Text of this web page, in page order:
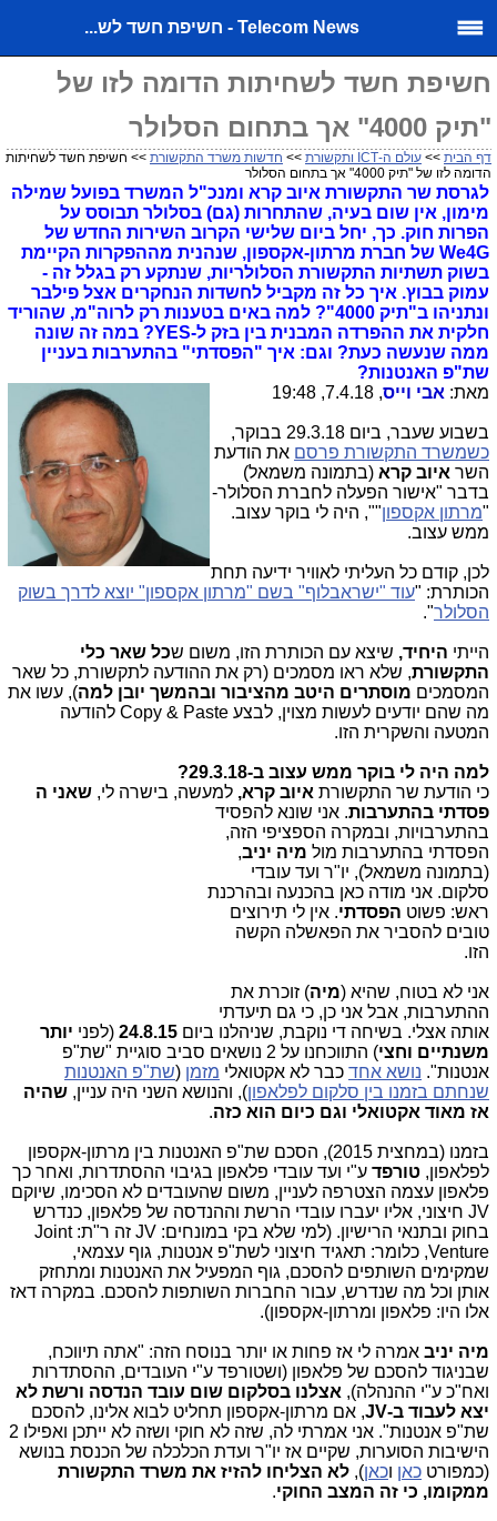
Telecom News - חשיפת חשד לש...
חשיפת חשד לשחיתות הדומה לזו של
"תיק 4000" אך בתחום הסלולר
דף הבית >> עולם ה-ICT ותקשורת >> חדשות משרד התקשורת >> חשיפת חשד לשחיתות
הדומה לזו של "תיק 4000" אך בתחום הסלולר
לגרסת שר התקשורת איוב קרא ומנכ"ל המשרד בפועל שמילה
מימון, אין שום בעיה, שהתחרות (גם) בסלולר תבוסס על
הפרות חוק. כך, יחל ביום שלישי הקרוב השירות החדש של
We4G של חברת מרתון-אקספון, שנהנית מההפקרות הקיימת
בשוק תשתיות התקשורת הסלולריות, שנתקע רק בגלל זה -
עמוק בבוץ. איך כל זה מקביל לחשדות הנחקרים אצל פילבר
ונתניהו ב"תיק 4000"? למה באים בטענות רק לרוה"מ, שהוריד
חלקית את ההפרדה המבנית בין בזק ל-YES? במה זה שונה
ממה שנעשה כעת? וגם: איך "הפסדתי" בהתערבות בעניין
שת"פ האנטנות?
מאת: אבי וייס, 7.4.18, 19:48
בשבוע שעבר, ביום 29.3.18 בבוקר,
כשמשרד התקשורת פרסם את הודעת
השר איוב קרא (בתמונה משמאל)
בדבר "אישור הפעלה לחברת הסלולר-
"מרתון אקספון"", היה לי בוקר עצוב.
ממש עצוב.
לכן, קודם כל העליתי לאוויר ידיעה תחת
הכותרת: "עוד "ישראבלוף" בשם "מרתון אקספון" יוצא לדרך בשוק
הסלולר".
הייתי היחיד, שיצא עם הכותרת הזו, משום שכל שאר כלי
התקשורת, שלא ראו מסמכים (רק את ההודעה לתקשורת, כל שאר
המסמכים מוסתרים היטב מהציבור ובהמשך יובן למה), עשו את
מה שהם יודעים לעשות מצוין, לבצע Copy & Paste להודעה
המטעה והשקרית הזו.
למה היה לי בוקר ממש עצוב ב-29.3.18?
כי הודעת שר התקשורת איוב קרא, למעשה, בישרה לי, שאני ה
פסדתי בהתערבות. אני שונא להפסיד
בהתערבויות, ובמקרה הספציפי הזה,
הפסדתי בהתערבות מול מיה יניב,
(בתמונה משמאל), יו"ר ועד עובדי
סלקום. אני מודה כאן בהכנעה ובהרכנת
ראש: פשוט הפסדתי. אין לי תירוצים
טובים להסביר את הפאשלה הקשה
הזו.
אני לא בטוח, שהיא (מיה) זוכרת את
ההתערבות, אבל אני כן, כי גם תיעדתי
אותה אצלי. בשיחה די נוקבת, שניהלנו ביום 24.8.15 (לפני יותר
משנתיים וחצי
) התווכחנו על 2 נושאים סביב סוגיית "שת"פ
אנטנות". נושא אחד כבר לא אקטואלי מזמן (שת"פ האנטנות
שנחתם בזמנו בין סלקום לפלאפון), והנושא השני היה עניין, שהיה
אז מאוד אקטואלי וגם כיום הוא כזה.
בזמנו (במחצית 2015), הסכם שת"פ האנטנות בין מרתון-אקספון
לפלאפון, טורפד ע"י ועד עובדי פלאפון בגיבוי ההסתדרות, ואחר כך
פלאפון עצמה הצטרפה לעניין, משום שהעובדים לא הסכימו, שיוקם
JV חיצוני, אליו יעברו עובדי הרשת וההנדסה של פלאפון, כנדרש
בחוק ובתנאי הרישיון. (למי שלא בקי במונחים: JV זה ר"ת: Joint
Venture, כלומר: תאגיד חיצוני לשת"פ אנטנות, גוף עצמאי,
שמקימים השותפים להסכם, גוף המפעיל את האנטנות ומתחזק
אותן וכל מה שנדרש, עבור החברות השותפות להסכם. במקרה דאז
אלו היו: פלאפון ומרתון-אקספון).
מיה יניב אמרה לי אז פחות או יותר בנוסח הזה: "אתה תיווכח,
שבניגוד להסכם של פלאפון (ושטורפד ע"י העובדים, ההסתדרות
ואח"כ ע"י ההנהלה), אצלנו בסלקום שום עובד הנדסה ורשת לא
יצא לעבוד ב-JV
, אם מרתון-אקספון תחליט לבוא אלינו, להסכם
שת"פ אנטנות". אני אמרתי לה, שזה לא חוקי ושזה לא ייתכן ואפילו 2
הישיבות הסוערות, שקיים אז יו"ר ועדת הכלכלה של הכנסת בנושא
(כמפורט כאן וכאן), לא הצליחו להזיז את משרד התקשורת
ממקומו, כי זה המצב החוקי.